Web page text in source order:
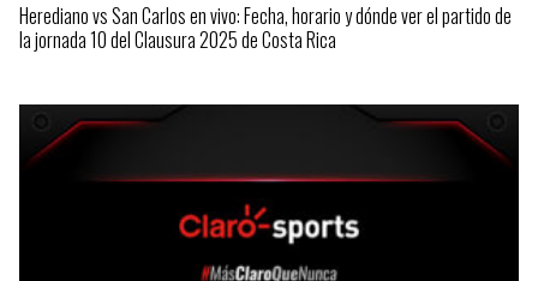
Herediano vs San Carlos en vivo: Fecha, horario y dónde ver el partido de
la jornada 10 del Clausura 2025 de Costa Rica